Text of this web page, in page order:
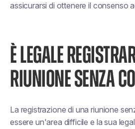
assicurarsi di ottenere il consenso
È LEGALE
RIUNIONE SENZA
La registrazione di una riunione
essere un'area difficile e la sua